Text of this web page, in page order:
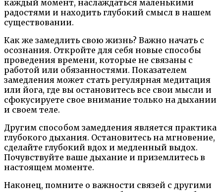
каждый момент, наслаждаться маленькими
радостями и находить глубокий смысл в нашем
существовании.
Как же замедлить свою жизнь? Важно начать с
осознания. Откройте для себя новые способы
проведения времени, которые не связаны с
работой или обязанностями. Показателем
замедления может стать регулярная медитация
или йога, где вы остановитесь все свои мысли и
сфокусируете свое внимание только на дыхании
и своем теле.
Другим способом замедления является практика
глубокого дыхания. Остановитесь на мгновение,
сделайте глубокий вдох и медленный выдох.
Почувствуйте ваше дыхание и приземлитесь в
настоящем моменте.
Наконец, помните о важности связей с другими